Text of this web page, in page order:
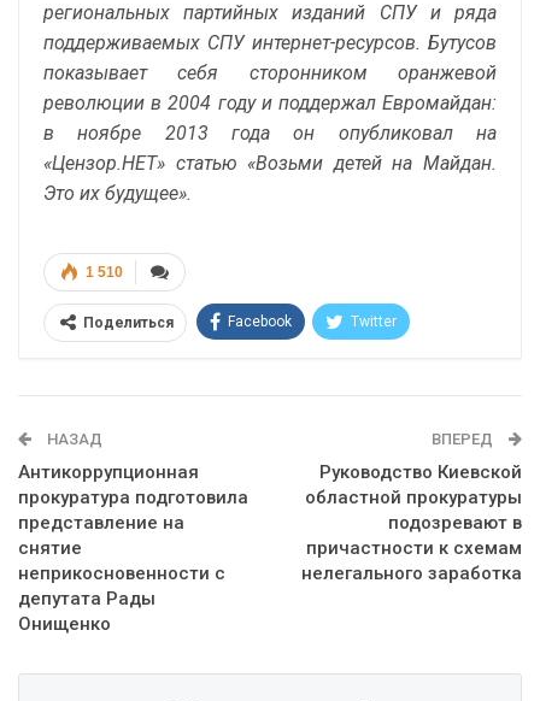
региональных партийных изданий СПУ и ряда
поддерживаемых СПУ интернет-ресурсов. Бутусов
показывает себя сторонником оранжевой
революции в 2004 году и поддержал Евромайдан:
в ноябре 2013 года он опубликовал на
«Цензор.НЕТ» статью «Возьми детей на Майдан.
Это их будущее».
1 510
Поделиться Facebook Twitter
НАЗАД
Антикоррупционная
прокуратура подготовила
представление на
снятие
неприкосновенности с
депутата Рады
Онищенко
ВПЕРЕД
Руководство Киевской
областной прокуратуры
подозревают в
причастности к схемам
нелегального заработка